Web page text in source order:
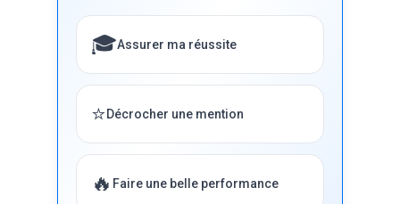
🎓Assurer ma réussite
⭐Décrocher une mention
🔥 Faire une belle performance